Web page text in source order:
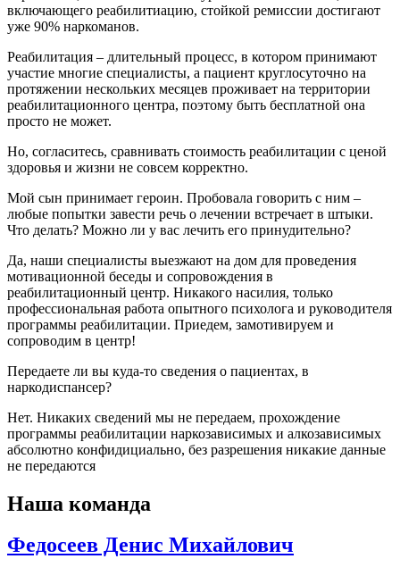
включающего реабилитиацию, стойкой ремиссии достигают
уже 90% наркоманов.
Реабилитация – длительный процесс, в котором принимают
участие многие специалисты, а пациент круглосуточно на
протяжении нескольких месяцев проживает на территории
реабилитационного центра, поэтому быть бесплатной она
просто не может.
Но, согласитесь, сравнивать стоимость реабилитации с ценой
здоровья и жизни не совсем корректно.
Мой сын принимает героин. Пробовала говорить с ним –
любые попытки завести речь о лечении встречает в штыки.
Что делать? Можно ли у вас лечить его принудительно?
Да, наши специалисты выезжают на дом для проведения
мотивационной беседы и сопровождения в
реабилитационный центр. Никакого насилия, только
профессиональная работа опытного психолога и руководителя
программы реабилитации. Приедем, замотивируем и
сопроводим в центр!
Передаете ли вы куда-то сведения о пациентах, в
наркодиспансер?
Нет. Никаких сведений мы не передаем, прохождение
программы реабилитации наркозависимых и алкозависимых
абсолютно конфидициально, без разрешения никакие данные
не передаются
Наша команда
Федосеев Денис Михайлович